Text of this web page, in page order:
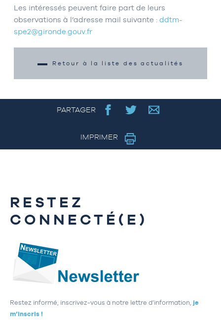
Les intéressés peuvent faire part de leurs
observations à l’adresse mail suivante : ddtm-
spe2@gironde.gouv.fr
Retour à la liste des actualités
PARTAGER
IMPRIMER
RESTEZ
CONNECTÉ(E)
Restez informé, inscrivez-vous à notre lettre d’information, je
m’inscris !